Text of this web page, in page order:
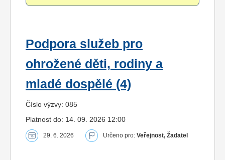
Podpora služeb pro
ohrožené děti, rodiny a
mladé dospělé (4)
Číslo výzvy: 085
Platnost do: 14. 09. 2026 12:00
29. 6. 2026 Určeno pro: Veřejnost, Žadatel